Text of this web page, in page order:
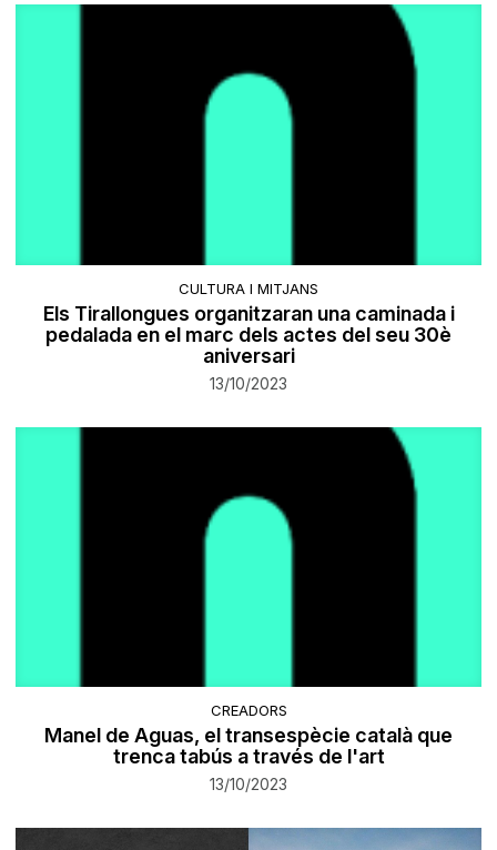
CULTURA I MITJANS
Els Tirallongues organitzaran una caminada i
pedalada en el marc dels actes del seu 30è
aniversari
13/10/2023
CREADORS
Manel de Aguas, el transespècie català que
trenca tabús a través de l'art
13/10/2023